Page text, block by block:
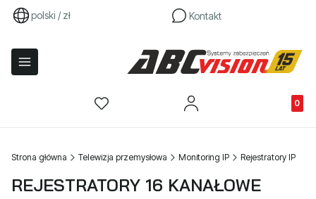
polski / zł Kontakt
Strona główna Telewizja przemysłowa Monitoring IP Rejestratory IP
REJESTRATORY 16 KANAŁOWE